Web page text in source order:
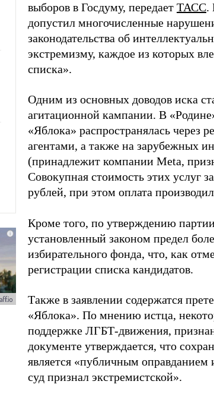
выборов в Госдуму, передает ТАСС.
допустил многочисленные
законодательства об
экстремизму, каждое из которых
списка».
Одним из основных доводов иска
агитационной кампании. В
«Яблока» распространялась
агентами, а также на зарубежных
(принадлежит компании Meta,
Совокупная стоимость этих услуг
рублей, при этом оплата
Кроме того, по утверждению
установленный законом предел
избирательного фонда, что, как
регистрации списка кандидатов.
Также в заявлении содержатся
«Яблока». По мнению истца,
поддержке ЛГБТ-движения,
документе утверждается, что
является «публичным
суд признал экстремистской».